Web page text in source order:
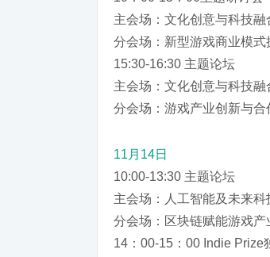
主会场：文化创意与科技
分会场：新型游戏商业模式
15:30-16:30 主题论坛
主会场：文化创意与科技
分会场：游戏产业创新与合
11月14日
10:00-13:30 主题论坛
主会场：人工智能及未来
分会场：区块链赋能游戏产
14：00-15：00 Indie Prize